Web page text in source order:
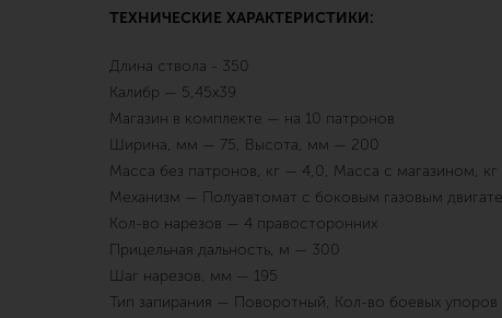
ТЕХНИЧЕСКИЕ ХАРАКТЕРИСТИКИ:
Длина ствола - 350
Калибр — 5,45х39
Магазин в комплекте — на 10 патронов
Ширина, мм — 75, Высота, мм — 200
Масса без патронов, кг — 4,0, Масса с магазином,
Механизм — Полуавтомат с боковым газовым
Кол-во нарезов — 4 правосторонних
Прицельная дальность, м — 300
Шаг нарезов, мм — 195
Тип запирания — Поворотный, Кол-во боевых